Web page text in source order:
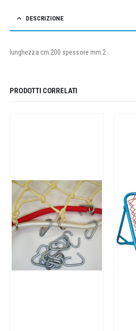
DESCRIZIONE
lunghezza cm.200 spessore mm.2
PRODOTTI CORRELATI